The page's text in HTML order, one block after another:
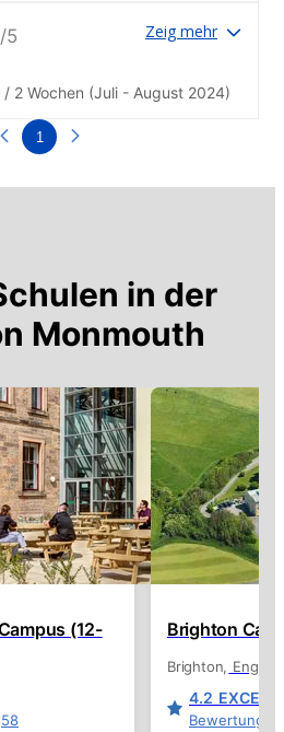
/5 Zeig mehr
/ 2 Wochen (Juli - August 2024)
1
in der
Monmouth
(12-
Brighton
Brighton
4.2